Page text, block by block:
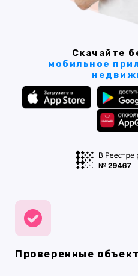
Скачайте
мобильное
Проверенные